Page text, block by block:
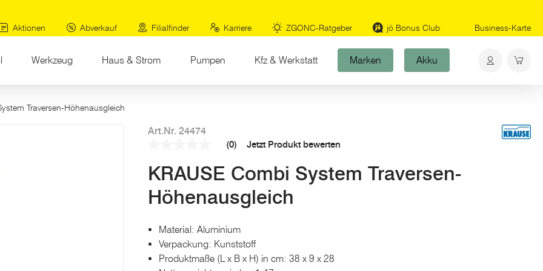
Aktionen
Abverkauf Filialfinder Karriere ZGONC-Ratgeber jö Bonus Club Business-Karte
Werkzeug Haus & Strom Pumpen Kfz & Werkstatt Marken Akku
Traversen-Höhenausgleich
Art.Nr. 24474
Link
auf
derselben
Seite.
(0) Jetzt Produkt bewerten
KRAUSE Combi System Traversen-
Höhenausgleich
Material: Aluminium
Verpackung: Kunststoff
Produktmaße (L x B x H) in cm: 38 x 9 x 28